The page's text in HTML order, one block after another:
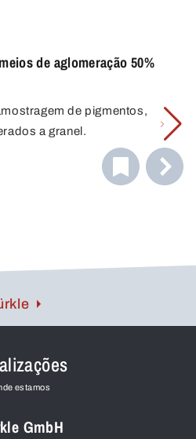
de aglomeração 50%
de pigmentos,
a granel.
estamos
GmbH